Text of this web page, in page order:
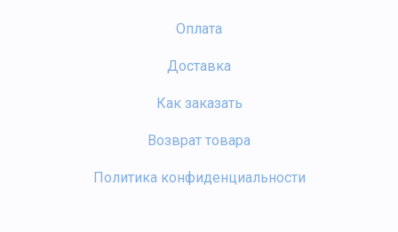
Оплата
Доставка
Как заказать
Возврат товара
Политика конфиденциальности